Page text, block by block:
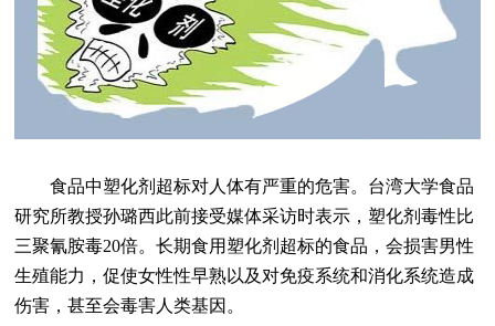
食品中塑化剂超标对人体有严重的危害。台湾大学食品
研究所教授孙璐西此前接受媒体采访时表示，塑化剂毒性比
三聚氰胺毒20倍。长期食用塑化剂超标的食品，会损害男性
生殖能力，促使女性性早熟以及对免疫系统和消化系统造成
伤害，甚至会毒害人类基因。